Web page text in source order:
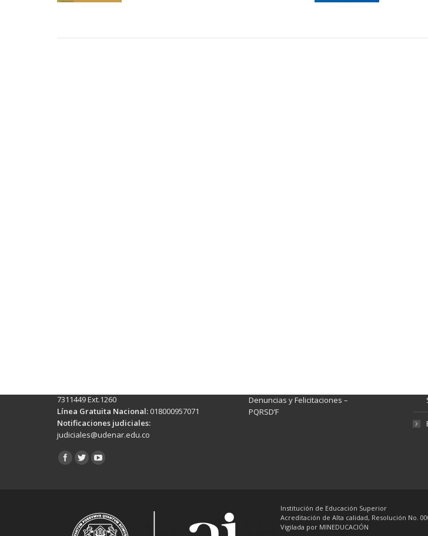
7311449 Ext.1260
Línea Gratuita Nacional: 018000957071
Notificaciones judiciales:
judiciales@udenar.edu.co
Encuéntranos en:
Denuncias y Felicitaciones –
PQRSD’F
Institución de Educación Superior
Acreditación de Alta calidad, Resolución No.
Vigilada por MINEDUCACIÓN